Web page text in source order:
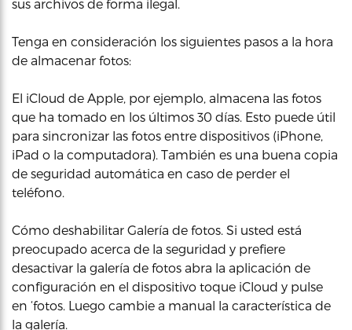
sus archivos de forma ilegal.
Tenga en consideración los siguientes pasos a la hora
de almacenar fotos:
El iCloud de Apple, por ejemplo, almacena las fotos
que ha tomado en los últimos 30 días. Esto puede útil
para sincronizar las fotos entre dispositivos (iPhone,
iPad o la computadora). También es una buena copia
de seguridad automática en caso de perder el
teléfono.
Cómo deshabilitar Galería de fotos. Si usted está
preocupado acerca de la seguridad y prefiere
desactivar la galería de fotos abra la aplicación de
configuración en el dispositivo toque iCloud y pulse
en ‘fotos. Luego cambie a manual la característica de
la galería.